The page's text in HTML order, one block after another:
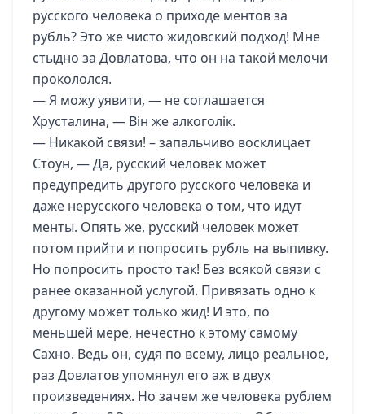
русского человека о приходе ментов за
рубль? Это же чисто жидовский подход! Мне
стыдно за Довлатова, что он на такой мелочи
прокололся.
— Я можу уявити, — не соглашается
Хрусталина, — Він же алкоголік.
— Никакой связи! – запальчиво восклицает
Стоун, — Да, русский человек может
предупредить другого русского человека и
даже нерусского человека о том, что идут
менты. Опять же, русский человек может
потом прийти и попросить рубль на выпивку.
Но попросить просто так! Без всякой связи с
ранее оказанной услугой. Привязать одно к
другому может только жид! И это, по
меньшей мере, нечестно к этому самому
Сахно. Ведь он, судя по всему, лицо реальное,
раз Довлатов упомянул его аж в двух
произведениях. Но зачем же человека рублем